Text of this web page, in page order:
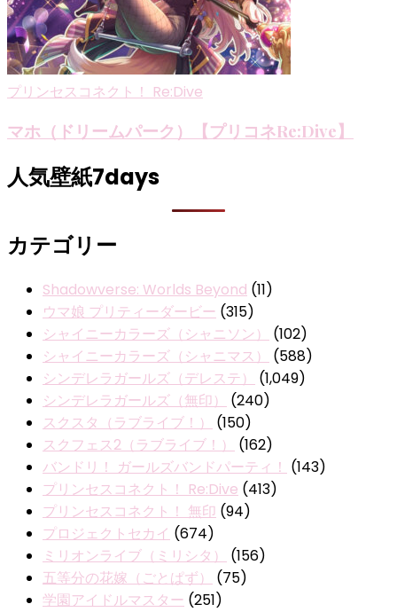
プリンセスコネクト！ Re:Dive
マホ（ドリームパーク）【プリコネRe:Dive】
人気壁紙7days
カテゴリー
Shadowverse: Worlds Beyond (11)
ウマ娘 プリティーダービー (315)
シャイニーカラーズ（シャニソン）
(102)
シャイニーカラーズ（シャニマス）
(588)
シンデレラガールズ（デレステ）
(1,049)
シンデレラガールズ（無印）
(240)
スクスタ（ラブライブ！）
(150)
スクフェス2（ラブライブ！）
(162)
バンドリ！ ガールズバンドパーティ！ (143)
プリンセスコネクト！ Re:Dive (413)
プリンセスコネクト！ 無印 (94)
プロジェクトセカイ (674)
ミリオンライブ（ミリシタ）
(156)
五等分の花嫁（ごとぱず）
(75)
学園アイドルマスター (251)